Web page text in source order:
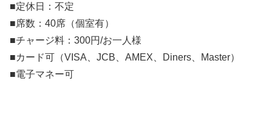
■定休日：不定
■席数：40席（個室有）
■チャージ料：300円/お一人様
■カード可（VISA、JCB、AMEX、Diners、Master）
■電子マネー可